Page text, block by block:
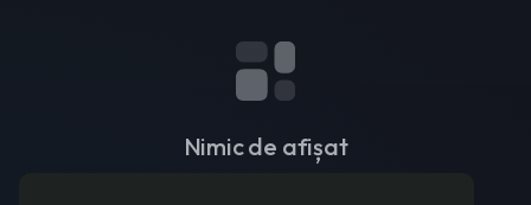
Nimic de afișat